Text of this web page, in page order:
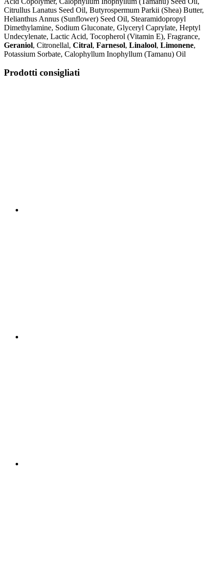
Citrullus Lanatus Seed Oil, Butyrospermum Parkii (Shea) Butter,
Helianthus Annus (Sunflower) Seed Oil, Stearamidopropyl
Dimethylamine, Sodium Gluconate, Glyceryl Caprylate, Heptyl
Undecylenate, Lactic Acid, Tocopherol (Vitamin E), Fragrance,
Geraniol, Citronellal, Citral, Farnesol, Linalool, Limonene,
Potassium Sorbate, Calophyllum Inophyllum (Tamanu) Oil
Prodotti consigliati